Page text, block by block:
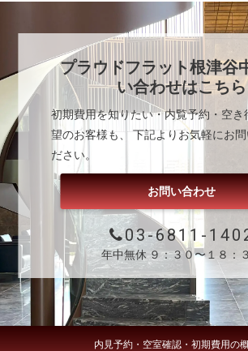
プラウドフラット根津谷
い合わせはこちら
初期費用を知りたい・内覧予約・空き
望のお客様も、 下記よりお気軽にお問
ださい。
お問い合わせ
03-6811-
年中無休 ９：３０〜１８：
内見予約・空室確認・初期費用の